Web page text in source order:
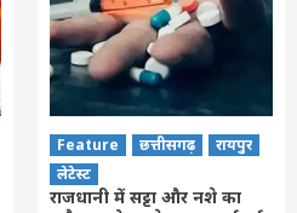
Feature छत्तीसगढ़
रायपुर
लेटेस्ट
राजधानी में सट्टा और नशे का